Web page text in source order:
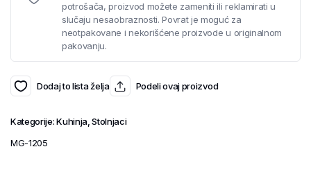
potrošača, proizvod možete zameniti ili reklamirati u
slučaju nesaobraznosti. Povrat je moguć za
neotpakovane i nekorišćene proizvode u originalnom
pakovanju.
Dodaj to lista želja Podeli ovaj proizvod
Kategorije:Kuhinja,Stolnjaci
MG-1205